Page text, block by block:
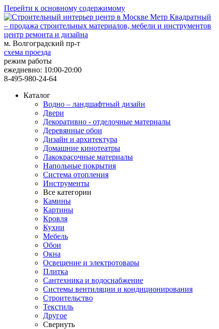
Перейти к основному содержимому
центр ремонта и дизайна
м. Волгоградский пр-т
схема проезда
режим работы
ежедневно: 10:00-20:00
8-495-980-24-64
Каталог
Водно – ландшафтный дизайн
Двери
Декоративно - отделочные материалы
Деревянные обои
Дизайн и архитектура
Домашние кинотеатры
Лакокрасочные материалы
Напольные покрытия
Система отопления
Инструменты
Все категории
Камины
Картины
Кровля
Кухни
Мебель
Обои
Окна
Освещение и электротовары
Плитка
Сантехника и водоснабжение
Системы вентиляции и кондиционирования
Строительство
Текстиль
Другое
Свернуть